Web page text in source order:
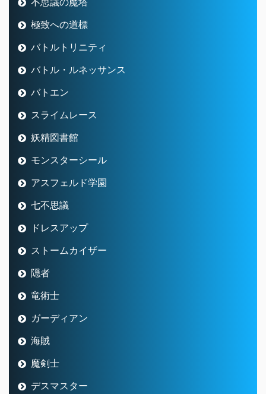
極致への道標
バトルトリニティ
バトル・ルネッサンス
バトエン
スライムレース
妖精図書館
モンスターシール
アスフェルド学園
七不思議
ドレスアップ
ストームカイザー
隠者
竜術士
ガーディアン
海賊
魔剣士
デスマスター